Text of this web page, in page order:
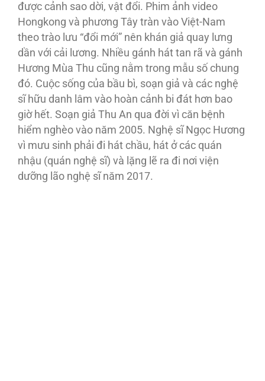
được cảnh sao dời, vật đổi. Phim ảnh video
Hongkong và phương Tây tràn vào Việt-Nam
theo trào lưu “đổi mới” nên khán giả quay lưng
dần với cải lương. Nhiều gánh hát tan rã và gánh
Hương Mùa Thu cũng nằm trong mẫu số chung
đó. Cuộc sống của bầu bì, soạn giả và các nghệ
sĩ hữu danh lâm vào hoàn cảnh bi đát hơn bao
giờ hết. Soạn giả Thu An qua đời vì căn bệnh
hiểm nghèo vào năm 2005. Nghệ sĩ Ngọc Hương
vì mưu sinh phải đi hát chầu, hát ở các quán
nhậu (quán nghệ sĩ) và lặng lẽ ra đi nơi viện
dưỡng lão nghệ sĩ năm 2017.